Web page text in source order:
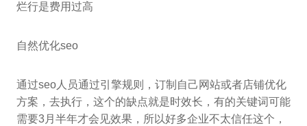
烂行是费用过高
自然优化seo
通过seo人员通过引擎规则，订制自己网站或者店铺优化
方案，去执行，这个的缺点就是时效长，有的关键词可能
需要3月半年才会见效果，所以好多企业不太信任这个，